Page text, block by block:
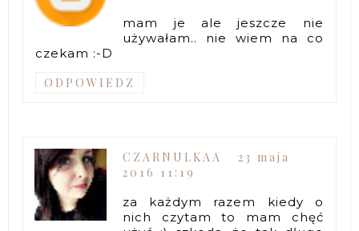
mam je ale jeszcze nie
używałam.. nie wiem na co
czekam :-D
ODPOWIEDZ
CZARNULKAA
23 maja
2016 11:19
za każdym razem kiedy o
nich czytam to mam chęć